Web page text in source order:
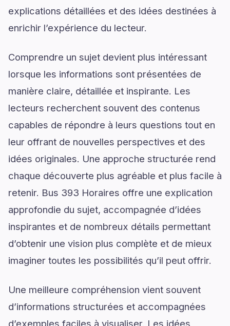
explications détaillées et des idées destinées à
enrichir l’expérience du lecteur.
Comprendre un sujet devient plus intéressant
lorsque les informations sont présentées de
manière claire, détaillée et inspirante. Les
lecteurs recherchent souvent des contenus
capables de répondre à leurs questions tout en
leur offrant de nouvelles perspectives et des
idées originales. Une approche structurée rend
chaque découverte plus agréable et plus facile à
retenir. Bus 393 Horaires offre une explication
approfondie du sujet, accompagnée d’idées
inspirantes et de nombreux détails permettant
d’obtenir une vision plus complète et de mieux
imaginer toutes les possibilités qu’il peut offrir.
Une meilleure compréhension vient souvent
d’informations structurées et accompagnées
d’exemples faciles à visualiser. Les idées